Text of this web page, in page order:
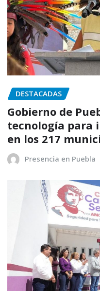
DESTACADAS
Gobierno de
tecnología para
en los 217
Presencia en Puebla